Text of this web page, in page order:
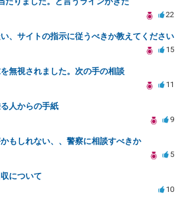
22
、サイトの指示に従うべきか教えてください
15
無視されました。次の手の相談
11
人からの手紙
9
もしれない、、警察に相談すべきか
5
について
10